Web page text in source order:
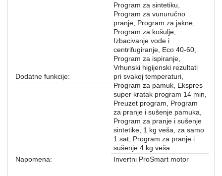
Dodatne funkcije:
Program za sintetiku,
Program za vunuručno
pranje, Program za jakne,
Program za košulje,
Izbacivanje vode i
centrifugiranje, Eco 40-60,
Program za ispiranje,
Vrhunski higijenski rezultati
pri svakoj temperaturi,
Program za pamuk, Ekspres
super kratak program 14 min,
Preuzet program, Program
za pranje i sušenje pamuka,
Program za pranje i sušenje
sintetike, 1 kg veša, za samo
1 sat, Program za pranje i
sušenje 4 kg veša
Napomena:
Invertni ProSmart motor